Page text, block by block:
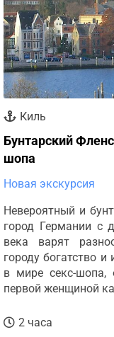
Киль
Бунтарский Фленсбург — родина
шопа
Новая экскурсия
Невероятный и
город Германии с
века варят
городу богатство
в мире секс-шопа,
первой женщиной
2 часа